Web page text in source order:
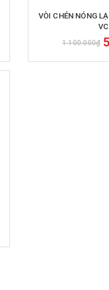
VÒI CHÉN NÓNG
1.100.000₫